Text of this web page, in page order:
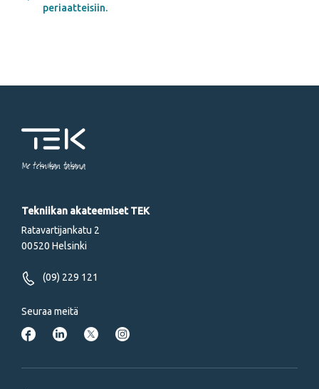
periaatteisiin.
Me tekniikan takana
Tekniikan akateemiset TEK
Ratavartijankatu 2
00520 Helsinki
(09) 229 121
Seuraa meitä